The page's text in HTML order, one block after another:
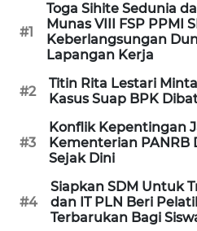
#1
Toga Sihite Sedunia
Munas VIII FSP PPMI
Keberlangsungan
Lapangan Kerja
#2
Titin Rita Lestari
Kasus Suap BPK
#3
Konflik Kepentingan
Kementerian PANRB
Sejak Dini
#4
Siapkan SDM Untuk
dan IT PLN Beri
Terbarukan Bagi
LKKI
KOPEKLIN
KONSUMEN
FORWAMKI
ALPERKLINAS